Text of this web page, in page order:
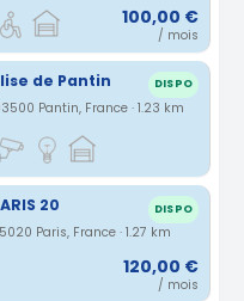
100,00 €
/ mois
de Pantin DISPO
Pantin, France · 1.23 km
20 DISPO
Paris, France · 1.27 km
120,00 €
/ mois